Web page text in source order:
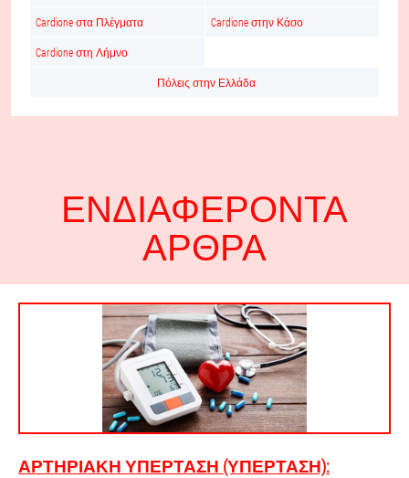
Cardione στα Πλέγματα Cardione στην Κάσο
Cardione στη Λήμνο
Πόλεις στην Ελλάδα
ΕΝΔΙΑΦΈΡΟΝΤΑ
ΆΡΘΡΑ
ΑΡΤΗΡΙΑΚΉ ΥΠΈΡΤΑΣΗ (ΥΠΈΡΤΑΣΗ):